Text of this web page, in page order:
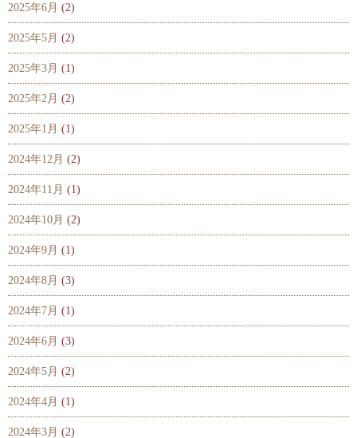
2025年6月 (2)
2025年5月 (2)
2025年3月 (1)
2025年2月 (2)
2025年1月 (1)
2024年12月 (2)
2024年11月 (1)
2024年10月 (2)
2024年9月 (1)
2024年8月 (3)
2024年7月 (1)
2024年6月 (3)
2024年5月 (2)
2024年4月 (1)
2024年3月 (2)